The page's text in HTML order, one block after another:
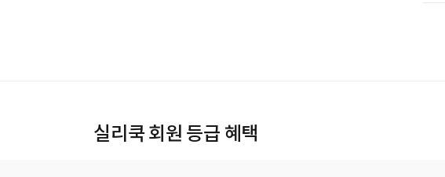
실리쿡 회원 등급 혜택